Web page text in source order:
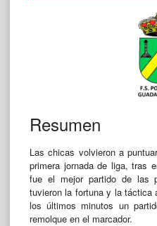
Resumen
Las chicas volvieron a
primera jornada de liga, tras
fue el mejor partido de las
tuvieron la fortuna y la táctica
los últimos minutos un
remolque en el marcador.